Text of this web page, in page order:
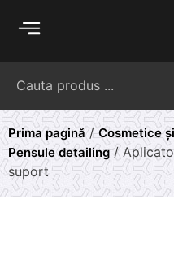
Prima pagină/Cosmetice
Pensule detailing/
suport